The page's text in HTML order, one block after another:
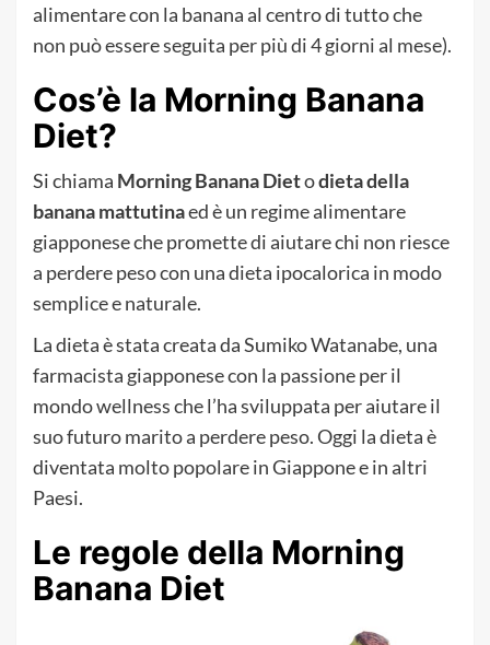
alimentare con la banana al centro di tutto che
non può essere seguita per più di 4 giorni al mese).
Cos’è la Morning Banana
Diet?
Si chiama Morning Banana Dietodieta della
banana mattutinaed è un regime alimentare
giapponese che promette di aiutare chi non riesce
a perdere peso con una dieta ipocalorica in modo
semplice e naturale.
La dieta è stata creata da Sumiko Watanabe, una
farmacista giapponese con la passione per il
mondo wellness che l’ha sviluppata per aiutare il
suo futuro marito a perdere peso. Oggi la dieta è
diventata molto popolare in Giappone e in altri
Paesi.
Le regole della Morning
Banana Diet